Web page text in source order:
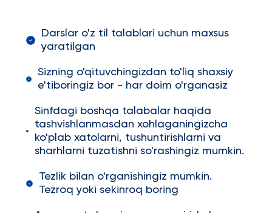
Darslar o'z til talablari uchun maxsus
yaratilgan
Sizning o'qituvchingizdan to'liq shaxsiy
e'tiboringiz bor - har doim o'rganasiz
Sinfdagi boshqa talabalar haqida
tashvishlanmasdan xohlaganingizcha
ko'plab xatolarni, tushuntirishlarni va
sharhlarni tuzatishni so'rashingiz mumkin.
Tezlik bilan o'rganishingiz mumkin.
Tezroq yoki sekinroq boring